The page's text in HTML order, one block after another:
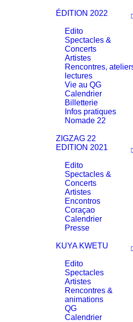
ÉDITION 2022
Edito
Spectacles &
Concerts
Artistes
Rencontres,
lectures
Vie au QG
Calendrier
Billetterie
Infos pratiques
Nomade 22
ZIGZAG 22
EDITION 2021
Edito
Spectacles &
Concerts
Artistes
Encontros
Coraçao
Calendrier
Presse
KUYA KWETU
Edito
Spectacles
Artistes
Rencontres &
animations
QG
Calendrier